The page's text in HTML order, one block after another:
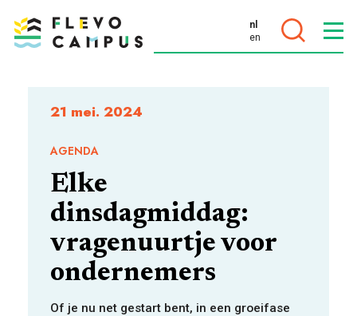
PROGRAMMA’S
nl
en
21 mei. 2024
AGENDA
Elke
dinsdagmiddag:
vragenuurtje voor
ondernemers
Of je nu net gestart bent, in een groeifase